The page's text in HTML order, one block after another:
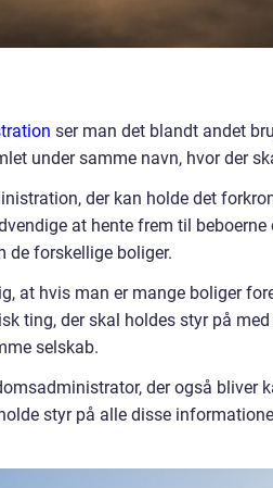
ser man det blandt andet
under samme navn, hvor der
der kan holde det
at hente frem til beboerne
de forskellige boliger.
at hvis man er mange boliger
ting, der skal holdes styr på
selskab.
der også bliver
styr på alle disse